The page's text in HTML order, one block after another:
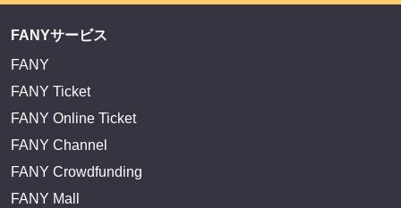
FANYサービス
FANY
FANY Ticket
FANY Online Ticket
FANY Channel
FANY Crowdfunding
FANY Mall